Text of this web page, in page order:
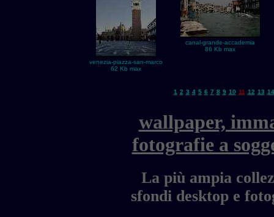
venezia-piazza-san-marco
62 Kb max
canal-grande-accademia
86 Kb max
1 2 3 4 5 6 7 8 9 10 11 12 13 14
wallpaper,
fotografie a
La più ampia
sfondi desktop e